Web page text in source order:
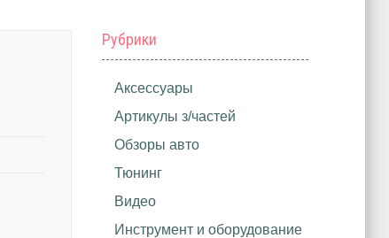
Рубрики
Аксессуары
Артикулы з/частей
Обзоры авто
Тюнинг
Видео
Инструмент и оборудование